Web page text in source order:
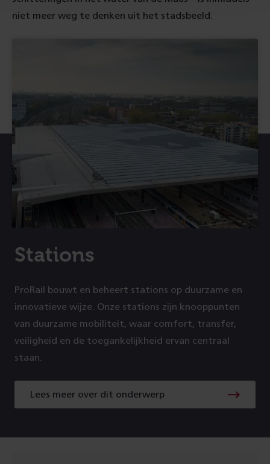
niet meer weg te denken uit het stadsbeeld.
Stations
ProRail bouwt en beheert stations op duurzame en
innovatieve wijze. Onze stations zijn knooppunten
van duurzame mobiliteit, waar comfort, transfer,
veiligheid en de toegankelijkheid ervan centraal
staan.
Lees meer over dit onderwerp
Lees
meer
onderwerp